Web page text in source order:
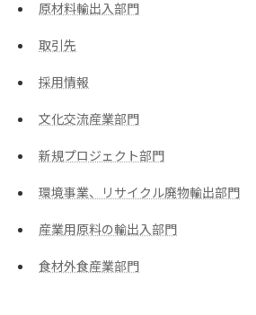
原材料輸出入部門
取引先
採用情報
文化交流産業部門
新規プロジェクト部門
環境事業、リサイクル廃物輸出部門
産業用原料の輸出入部門
食材外食産業部門